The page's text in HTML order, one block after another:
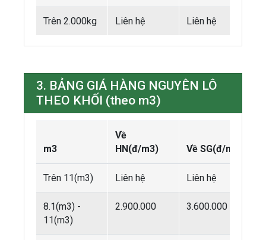
Trên 2.000kg Liên hệ Liên hệ
3. BẢNG GIÁ HÀNG NGUYÊN LÔ
THEO KHỐI (theo m3)
m3
Về
HN(đ/m3)
Về SG(đ/m3)
Trên 11(m3) Liên hệ Liên hệ
8.1(m3) -
11(m3)
2.900.000 3.600.000